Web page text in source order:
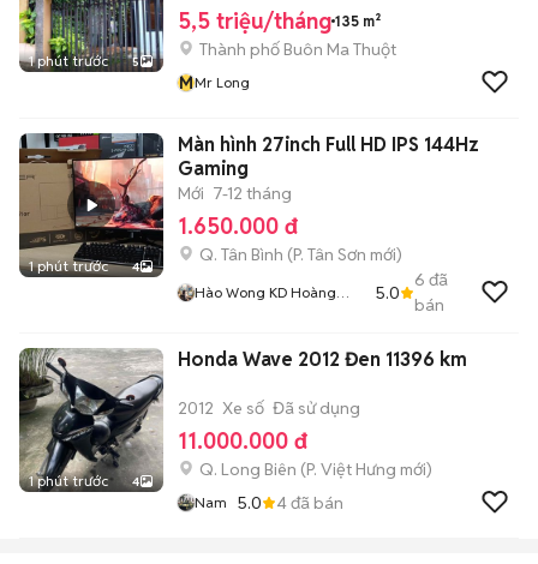
1 phút trước 5
5,5 triệu/tháng 135 m²
Thành phố Buôn Ma Thuột
MMr Long
1 phút trước 4
Màn hình 27inch Full HD IPS 144Hz
Gaming
Mới 7-12 tháng
1.650.000 đ
Q. Tân Bình (P. Tân Sơn mới)
Hào Wong KD Hoàng
5.0
6 đã
bán
1 phút trước 4
Honda Wave 2012 Đen 11396 km
2012 Xe số Đã sử dụng
11.000.000 đ
Q. Long Biên (P. Việt Hưng mới)
Nam 5.0 4đã bán